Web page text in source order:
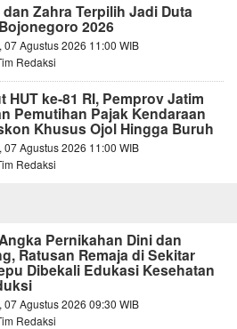
Zahra Terpilih Jadi Duta
2026
07 Agustus 2026 11:00 WIB
Redaksi
HUT ke-81 RI, Pemprov Jatim
Pemutihan Pajak Kendaraan
Khusus Ojol Hingga Buruh
07 Agustus 2026 11:00 WIB
Redaksi
Pernikahan Dini dan
Ratusan Remaja di Sekitar
Dibekali Edukasi Kesehatan
07 Agustus 2026 09:30 WIB
Redaksi